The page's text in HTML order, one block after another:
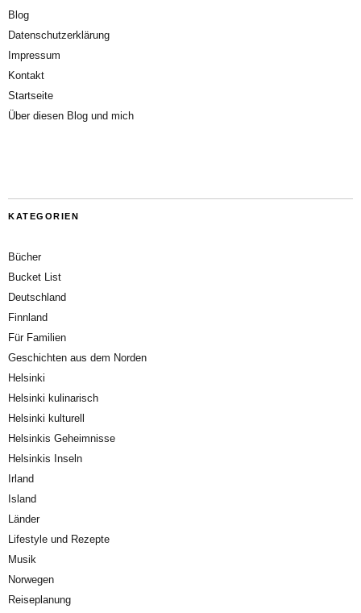
Blog
Datenschutzerklärung
Impressum
Kontakt
Startseite
Über diesen Blog und mich
KATEGORIEN
Bücher
Bucket List
Deutschland
Finnland
Für Familien
Geschichten aus dem Norden
Helsinki
Helsinki kulinarisch
Helsinki kulturell
Helsinkis Geheimnisse
Helsinkis Inseln
Irland
Island
Länder
Lifestyle und Rezepte
Musik
Norwegen
Reiseplanung